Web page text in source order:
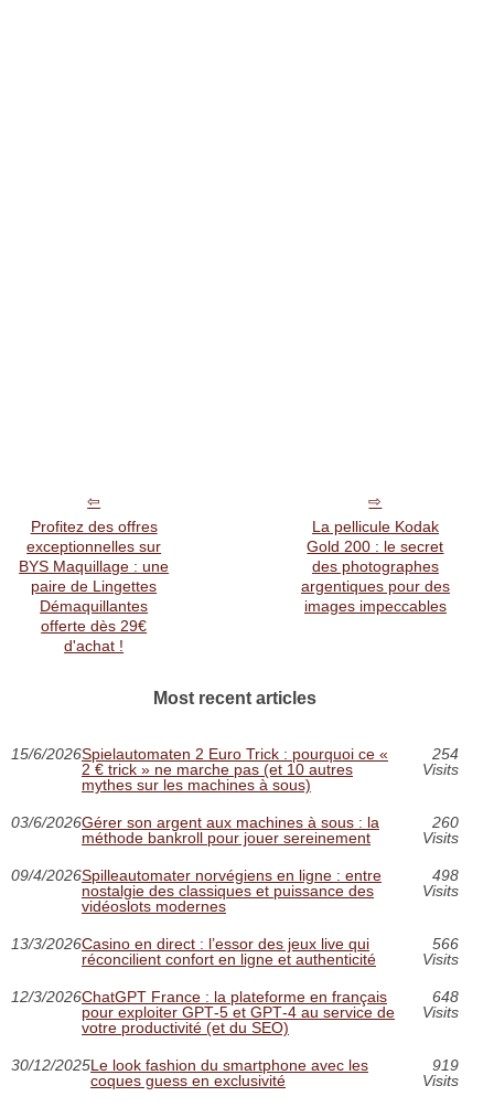
Profitez des offres
exceptionnelles sur
BYS Maquillage : une
paire de Lingettes
Démaquillantes
offerte dès 29€
d'achat !
La pellicule Kodak
Gold 200 : le secret
des photographes
argentiques pour des
images impeccables
Most recent articles
15/6/2026Spielautomaten 2 Euro Trick : pourquoi ce «
2 € trick » ne marche pas (et 10 autres
mythes sur les machines à sous)
254
Visits
03/6/2026Gérer son argent aux machines à sous : la
méthode bankroll pour jouer sereinement
260
Visits
09/4/2026Spilleautomater norvégiens en ligne : entre
nostalgie des classiques et puissance des
vidéoslots modernes
498
Visits
13/3/2026Casino en direct : l’essor des jeux live qui
réconcilient confort en ligne et authenticité
566
Visits
12/3/2026ChatGPT France : la plateforme en français
pour exploiter GPT‑5 et GPT‑4 au service de
votre productivité (et du SEO)
648
Visits
30/12/2025Le look fashion du smartphone avec les
coques guess en exclusivité
919
Visits